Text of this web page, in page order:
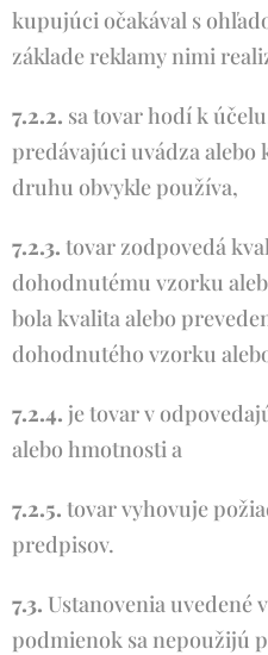
kupujúci očakával s
základe reklamy nimi
7.2.2. sa tovar hodí k
predávajúci uvádza
druhu obvykle používa,
7.2.3. tovar zodpovedá
dohodnutému vzorku
bola kvalita alebo
dohodnutého vzorku
7.2.4. je tovar v
alebo hmotnosti a
7.2.5. tovar vyhovuje
predpisov.
7.3. Ustanovenia uvedené
podmienok sa nepoužijú